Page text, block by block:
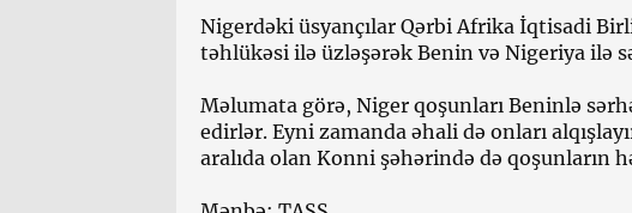
Nigerdəki üsyançılar Qərbi Afrika İqtisadi
təhlükəsi ilə üzləşərək Benin və Nigeriya ilə
Məlumata görə, Niger qoşunları Beninlə
edirlər. Eyni zamanda əhali də onları
aralıda olan Konni şəhərində də qoşunların